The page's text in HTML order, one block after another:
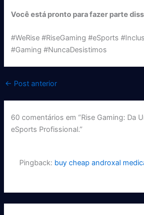
Você está pronto para fazer parte
#WeRise #RiseGaming #eSports
#Gaming #NuncaDesistimos
← Post anterior
60 comentários em “Rise Gaming: Da
eSports Profissional.”
Pingback: buy cheap androxal